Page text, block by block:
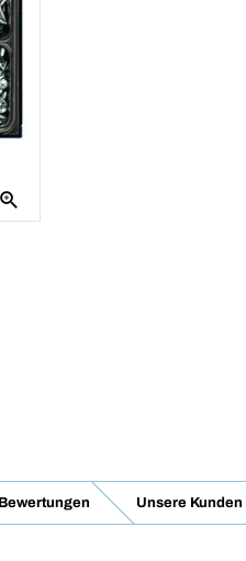
Bewertungen Unsere